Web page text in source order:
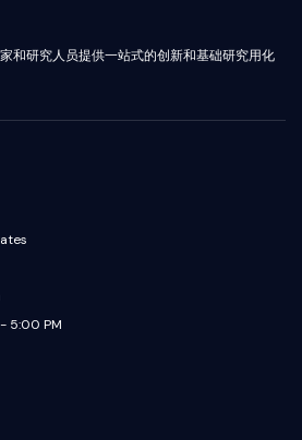
：NRTK
素家族
红质家族
和研究人员提供一站式的创新和基础研究用化
5:00 PM